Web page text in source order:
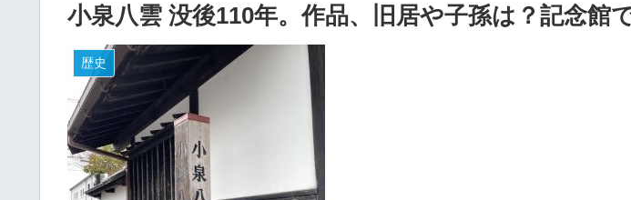
小泉八雲 没後110年。作品、旧居や子孫は？記念館
歴史